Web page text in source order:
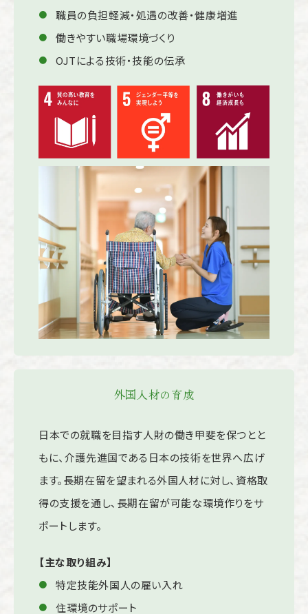
職員の負担軽減・処遇の改善・健康増進
働きやすい職場環境づくり
OJTによる技術・技能の伝承
外国人材の育成
日本での就職を目指す人財の働き甲斐を保つとと
もに、介護先進国である日本の技術を世界へ広げ
ます。長期在留を望まれる外国人材に対し、資格取
得の支援を通し、長期在留が可能な環境作りをサ
ポートします。
【主な取り組み】
特定技能外国人の雇い入れ
住環境のサポート